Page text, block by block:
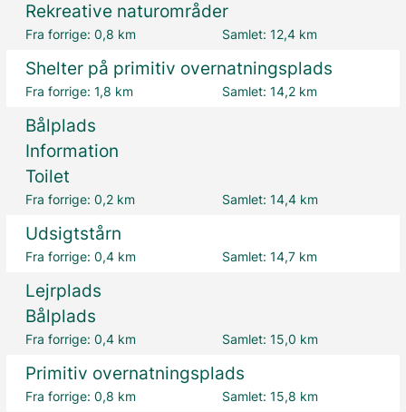
Rekreative naturområder
Fra forrige:0,8 km Samlet: 12,4 km
Shelter på primitiv overnatningsplads
Fra forrige:1,8 km Samlet: 14,2 km
Bålplads
Information
Toilet
Fra forrige:0,2 km Samlet: 14,4 km
Udsigtstårn
Fra forrige:0,4 km Samlet: 14,7 km
Lejrplads
Bålplads
Fra forrige:0,4 km Samlet: 15,0 km
Primitiv overnatningsplads
Fra forrige:0,8 km Samlet: 15,8 km